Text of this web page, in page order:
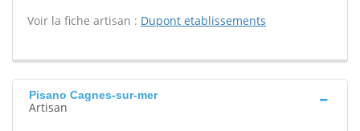
Voir la fiche artisan : Dupont etablissements
Pisano Cagnes-sur-mer
Artisan